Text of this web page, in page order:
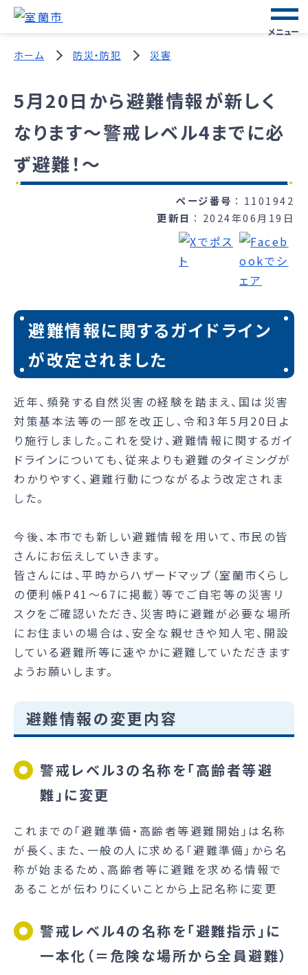
メニュー
ホーム 防災・防犯 災害
5月20日から避難情報が新しく
なります～警戒レベル4までに必
ず避難！～
ページ番号
1101942
更新日
2024年06月19日
避難情報に関するガイドライン
が改定されました
近年、頻発する自然災害の経験を踏まえ、国は災害
対策基本法等の一部を改正し、令和3年5月20日よ
り施行しました。これを受け、避難情報に関するガイ
ドラインについても、従来よりも避難のタイミングが
わかりやすく、避難行動につながるよう改定されま
した。
今後、本市でも新しい避難情報を用いて、市民の皆
さんにお伝えしていきます。
皆さんには、平時からハザードマップ（室蘭市くらし
の便利帳P41～67に掲載）等でご自宅等の災害リ
スクをご確認いただき、災害時に避難が必要な場所
にお住まいの場合は、安全な親せきや知人宅、開設
している避難所等に速やかに避難していただきます
ようお願いします。
避難情報の変更内容
警戒レベル3の名称を「高齢者等避
難」に変更
これまでの「避難準備・高齢者等避難開始」は名称
が長く、また、一般の人に求める「避難準備」から名
称が始まるため、高齢者等に避難を求める情報で
あることが伝わりにくいことから上記名称に変更
警戒レベル4の名称を「避難指示」に
一本化（＝危険な場所から全員避難）